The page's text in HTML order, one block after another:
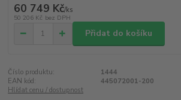
60 749 Kč/ks
50 206 Kč bez DPH
Přidat do košíku
Číslo produktu:
1444
EAN kód:
445072001-200
Hlídat cenu / dostupnost